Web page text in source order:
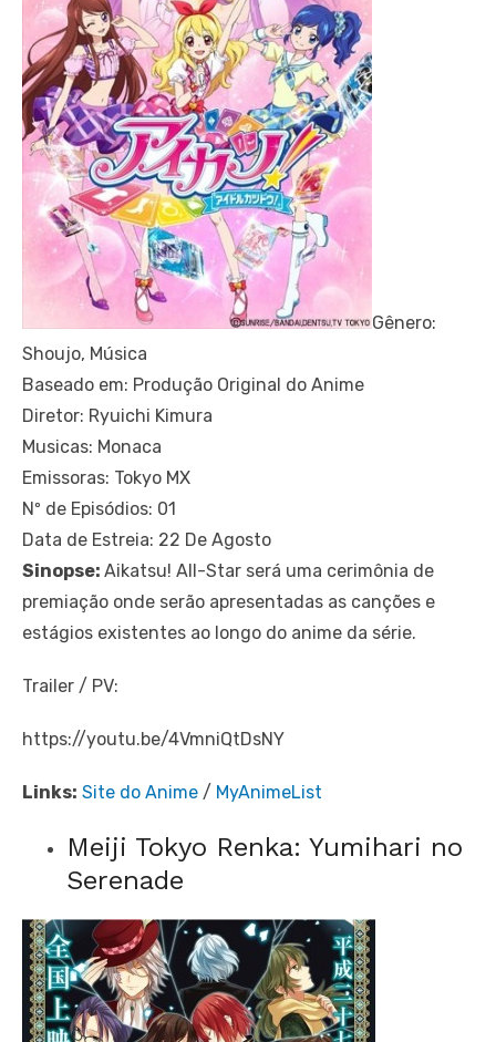
Gênero:
Shoujo, Música
Baseado em: Produção Original do Anime
Diretor: Ryuichi Kimura
Musicas: Monaca
Emissoras: Tokyo MX
Nº de Episódios: 01
Data de Estreia: 22 De Agosto
Sinopse: Aikatsu! All-Star será uma cerimônia de
premiação onde serão apresentadas as canções e
estágios existentes ao longo do anime da série.
Trailer / PV:
https://youtu.be/4VmniQtDsNY
Links: Site do Anime / MyAnimeList
Meiji Tokyo Renka: Yumihari no
Serenade